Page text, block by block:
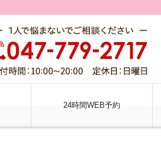
24時間WEB予約